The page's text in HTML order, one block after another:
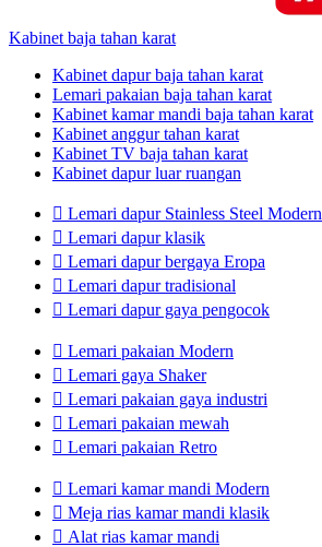
Kabinet baja tahan karat
Kabinet dapur baja tahan karat
Lemari pakaian baja tahan karat
Kabinet kamar mandi baja tahan karat
Kabinet anggur tahan karat
Kabinet TV baja tahan karat
Kabinet dapur luar ruangan
 Lemari dapur Stainless Steel Modern
 Lemari dapur klasik
 Lemari dapur bergaya Eropa
 Lemari dapur tradisional
 Lemari dapur gaya pengocok
 Lemari pakaian Modern
 Lemari gaya Shaker
 Lemari pakaian gaya industri
 Lemari pakaian mewah
 Lemari pakaian Retro
 Lemari kamar mandi Modern
 Meja rias kamar mandi klasik
 Alat rias kamar mandi